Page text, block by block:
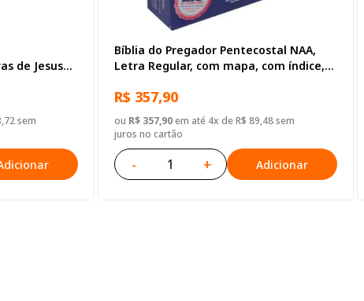
de Jesus
sem
Bíblia do Pregador Pentecostal NAA,
Letra Regular, com mapa, com índice,
R$ 357,90
ou R$ 357,90em até 4x de R$ 89,48 sem
juros no cartão
- + Adicionar